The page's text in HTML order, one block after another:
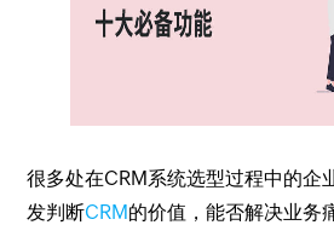
很多处在CRM系统选型过程中的企
发判断CRM的价值，能否解决业务